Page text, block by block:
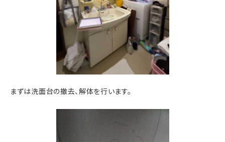
まずは洗面台の撤去、解体を行います。